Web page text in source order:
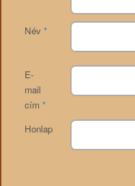
Név *
E-
mail
cím *
Honlap